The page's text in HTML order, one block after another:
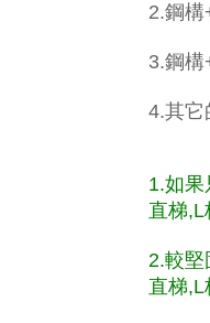
2.鋼構
3.鋼
4.其它
1.如
直梯
2.較堅
直梯